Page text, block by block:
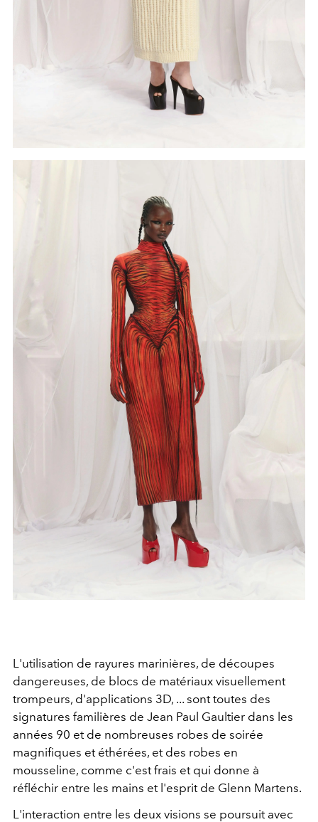
L'utilisation de rayures marinières, de découpes
dangereuses, de blocs de matériaux visuellement
trompeurs, d'applications 3D, ... sont toutes des
signatures familières de Jean Paul Gaultier dans les
années 90 et de nombreuses robes de soirée
magnifiques et éthérées, et des robes en
mousseline, comme c'estfrais et qui donne à
réfléchir entre les mains et l'esprit de Glenn Martens.
L'interaction entre les deux visions se poursuit avec